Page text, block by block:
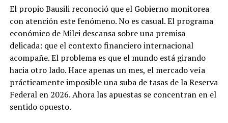
El propio Bausili reconoció que el Gobierno monitorea
con atención este fenómeno. No es casual. El programa
económico de Milei descansa sobre una premisa
delicada: que el contexto financiero internacional
acompañe. El problema es que el mundo está girando
hacia otro lado. Hace apenas un mes, el mercado veía
prácticamente imposible una suba de tasas de la Reserva
Federal en 2026. Ahora las apuestas se concentran en el
sentido opuesto.